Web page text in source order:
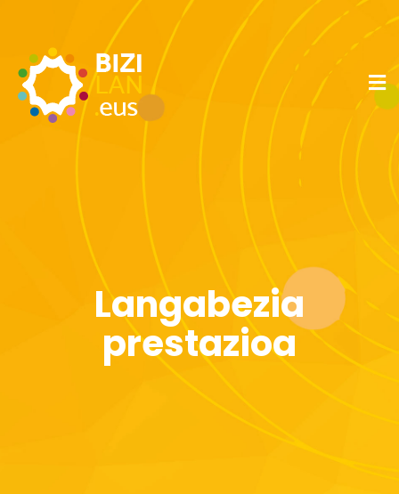
Langabezia
prestazioa